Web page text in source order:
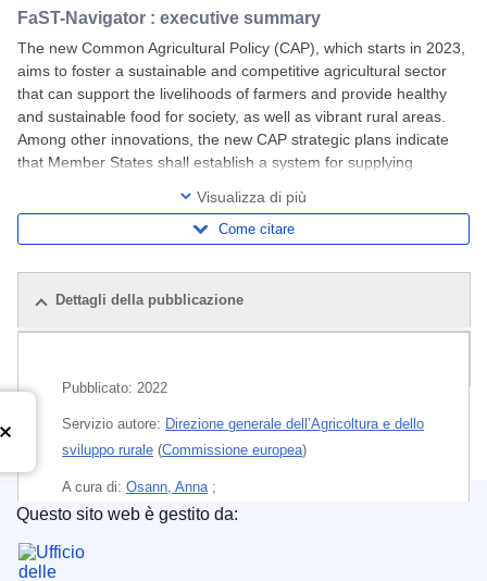
FaST-Navigator : executive summary
The new Common Agricultural Policy (CAP), which starts in 2023,
aims to foster a sustainable and competitive agricultural sector
that can support the livelihoods of farmers and provide healthy
and sustainable food for society, as well as vibrant rural areas.
Among other innovations, the new CAP strategic plans indicate
that Member States shall establish a system for supplying
Visualizza di più
Come citare
Dettagli della pubblicazione
Pubblicato: 2022
Servizio autore: Direzione generale dell’Agricoltura e dello
sviluppo rurale (Commissione europea)
A cura di: Osann, Anna ;
Temi:Ricerca agronomica e alieutica
Ufficio delle pubblicazioni dell’Unione europea
Questo sito web è gestito da: